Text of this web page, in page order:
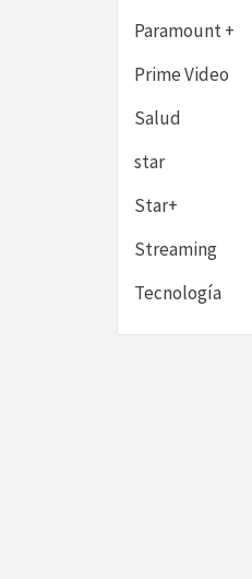
Paramount +
Prime Video
Salud
star
Star+
Streaming
Tecnología